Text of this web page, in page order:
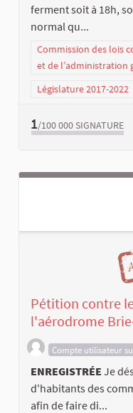
ferment soit à 18h,
normal qu...
Commission des lois
et de l’administration
Législature 2017-2022
1/100 000 SIGNATURE
Pétition contre
l'aérodrome
Compte utilisateur
ENREGISTRÉE Je
d'habitants des
afin de faire di...